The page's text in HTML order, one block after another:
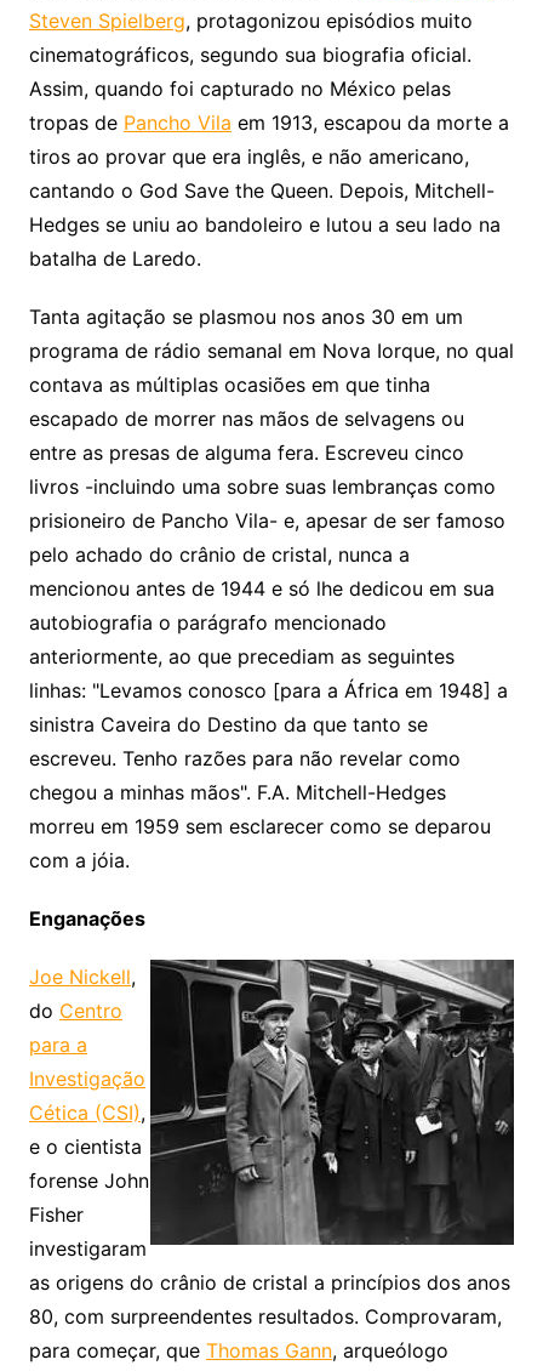
Steven Spielberg, protagonizou episódios muito
cinematográficos, segundo sua biografia oficial.
Assim, quando foi capturado no México pelas
tropas de Pancho Vila em 1913, escapou da morte a
tiros ao provar que era inglês, e não americano,
cantando o God Save the Queen. Depois, Mitchell-
Hedges se uniu ao bandoleiro e lutou a seu lado na
batalha de Laredo.
Tanta agitação se plasmou nos anos 30 em um
programa de rádio semanal em Nova Iorque, no qual
contava as múltiplas ocasiões em que tinha
escapado de morrer nas mãos de selvagens ou
entre as presas de alguma fera. Escreveu cinco
livros -incluindo uma sobre suas lembranças como
prisioneiro de Pancho Vila- e, apesar de ser famoso
pelo achado do crânio de cristal, nunca a
mencionou antes de 1944 e só lhe dedicou em sua
autobiografia o parágrafo mencionado
anteriormente, ao que precediam as seguintes
linhas: "Levamos conosco [para a África em 1948] a
sinistra Caveira do Destino da que tanto se
escreveu. Tenho razões para não revelar como
chegou a minhas mãos". F.A. Mitchell-Hedges
morreu em 1959 sem esclarecer como se deparou
com a jóia.
Enganações
Joe Nickell,
do Centro
para a
Investigação
Cética (CSI),
e o cientista
forense John
Fisher
investigaram
as origens do crânio de cristal a princípios dos anos
80, com surpreendentes resultados. Comprovaram,
para começar, que Thomas Gann, arqueólogo